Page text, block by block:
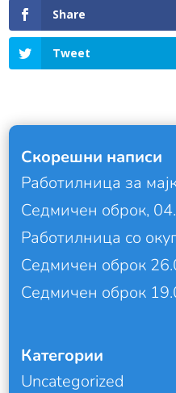
Share
Tweet
Скорешни написи
Работилница за
Седмичен оброк,
Работилница со
Седмичен оброк
Седмичен оброк
Категории
Uncategorized